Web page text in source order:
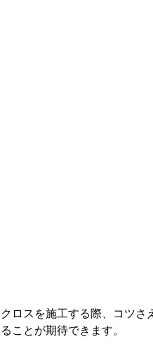
ロスを施工する際、コツ
ことが期待できます。